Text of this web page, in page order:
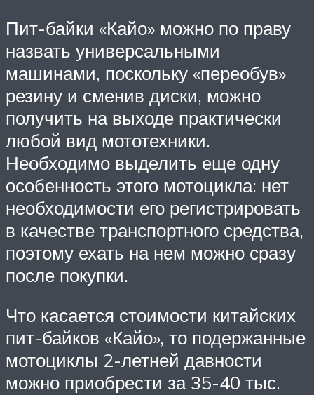
Пит-байки «Кайо» можно по праву
назвать универсальными
машинами, поскольку «переобув»
резину и сменив диски, можно
получить на выходе практически
любой вид мототехники.
Необходимо выделить еще одну
особенность этого мотоцикла: нет
необходимости его регистрировать
в качестве транспортного средства,
поэтому ехать на нем можно сразу
после покупки.
Что касается стоимости китайских
пит-байков «Кайо», то подержанные
мотоциклы 2-летней давности
можно приобрести за 35-40 тыс.